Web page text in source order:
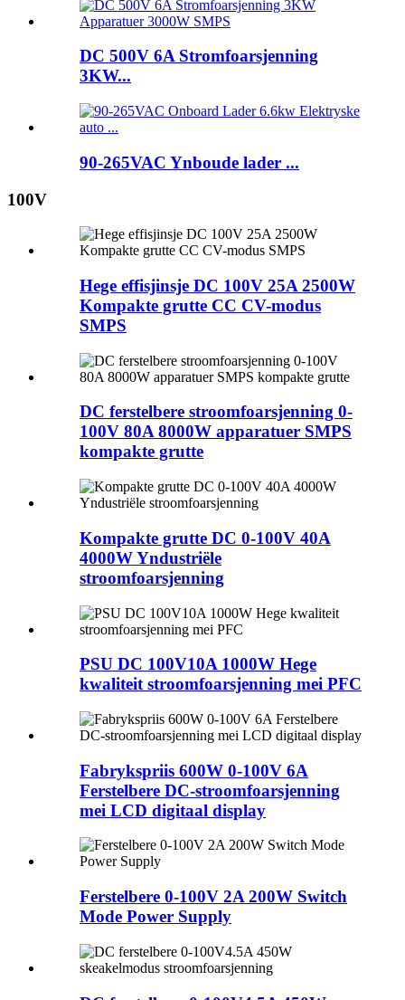
DC 500V 6A Stromfoarsjenning
3KW...
90-265VAC Ynboude lader ...
100V
Hege effisjinsje DC 100V 25A 2500W
Kompakte grutte CC CV-modus
SMPS
DC ferstelbere stroomfoarsjenning 0-
100V 80A 8000W apparatuer SMPS
kompakte grutte
Kompakte grutte DC 0-100V 40A
4000W Yndustriële
stroomfoarsjenning
PSU DC 100V10A 1000W Hege
kwaliteit stroomfoarsjenning mei PFC
Fabrykspriis 600W 0-100V 6A
Ferstelbere DC-stroomfoarsjenning
mei LCD digitaal display
Ferstelbere 0-100V 2A 200W Switch
Mode Power Supply